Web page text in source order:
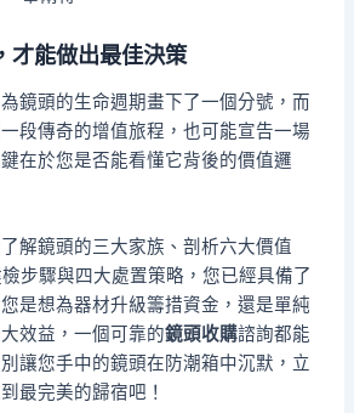
才能做出最佳決策
為鏡頭的生命週期畫下了一個分號，而
段傳奇的增值旅程，也可能宣告一場
在於您是否能看懂它背後的價值邏
解鏡頭的三大家族、剖析六大價值
步驟與四大處置策略，您已經具備了
是想為器材升級籌措資金，還是單純
效益，一個可靠的鏡頭收購諮詢都能
讓您手中的鏡頭在防潮箱中沉默，立
最完美的歸宿吧！